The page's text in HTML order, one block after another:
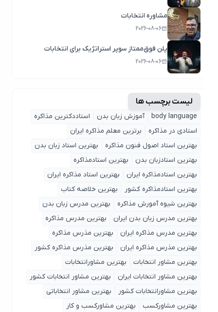
مشاوره انتخابات
2026-08-06
پلن فوق‌ممتاز سوپر استراتژیک برای انتخابات
2026-08-06
لیست برچسب ها
body language آموزش زبان بدن
استاددکترین مذاکره
استادی در مذاکره
برترین معلم مذاکره ایران
بهترین استاد اصول ‌فنون مذاکره
بهترین استاد زبان بدن
بهترین استادزبان بدن
بهترین استادمذاکره
بهترین استادمذاکره ایران
بهترین استاد مذاکره ایران
بهترین استادمذاکره کشور
بهترین خلاصه کتاب
بهترین شیوه آمورش مذاکره
بهترین مدرس زبان بدن
بهترین مدرس زبان بدن ایران
بهترین مدرس مذاکره
بهترین مدرس مذاکره ایران
بهترین مذرس مذاکره
بهترین مذرس مذاکره ایران
بهترین مذرس مذاکره کشور
بهترین مشاور انتخابات
بهترین مشاورانتخابات
بهترین مشاور انتخابات ایران
بهترین مشاور انتخابات کشور
بهترین مشاورانتخابات کشور
بهترین مشاور انتخاباتی
بهترین مشاورکسب
بهترین مشاورکسب و کار